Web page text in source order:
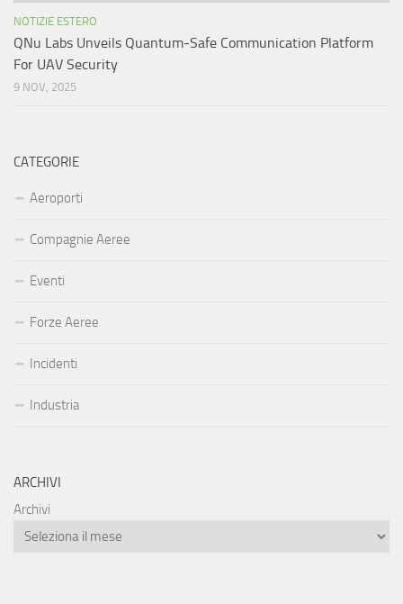
NOTIZIE ESTERO
QNu Labs Unveils Quantum‑Safe Communication Platform
For UAV Security
9 NOV, 2025
CATEGORIE
Aeroporti
Compagnie Aeree
Eventi
Forze Aeree
Incidenti
Industria
ARCHIVI
Archivi